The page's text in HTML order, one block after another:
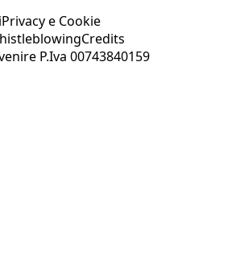
Privacy e Cookie
Credits
P.Iva 00743840159